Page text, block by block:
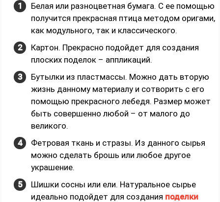
Белая или разноцветная бумага. С ее помощью
получится прекрасная птица методом оригами,
как модульного, так и классического.
Картон. Прекрасно подойдет для создания
плоских поделок – аппликаций.
Бутылки из пластмассы. Можно дать вторую
жизнь данному материалу и сотворить с его
помощью прекрасного лебедя. Размер может
быть совершенно любой – от малого до
великого.
Фетровая ткань и стразы. Из данного сырья
можно сделать брошь или любое другое
украшение.
Шишки сосны или ели. Натуральное сырье
идеально подойдет для создания поделки